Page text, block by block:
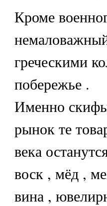
Кроме
греческими
побережье .
Именно
рынок те
века
воск , мёд ,
вина ,